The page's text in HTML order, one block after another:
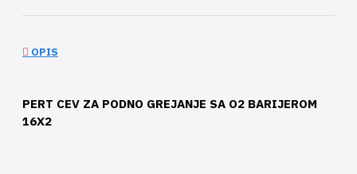
OPIS
PERT CEV ZA PODNO GREJANJE SA O2 BARIJEROM
16X2